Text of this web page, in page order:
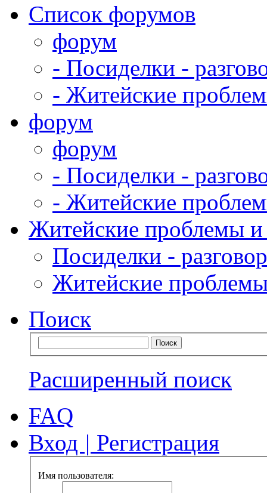
Список форумов
форум
- Посиделки -
- Житейские
форум
форум
- Посиделки -
- Житейские
Житейские проблемы
Посиделки -
Житейские
Поиск
Расширенный поиск
FAQ
Вход | Регистрация
Имя пользователя: